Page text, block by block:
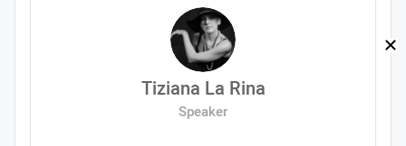
Tiziana La Rina
Speaker